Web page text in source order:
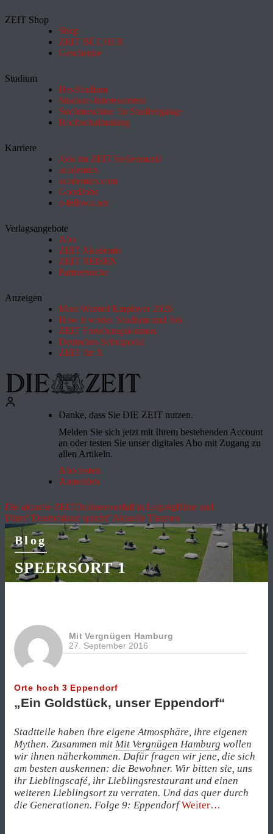
ZEIT Shop
Shop
ZEIT BÜCHER
Geschenke
Studium
HeyStudium
Studium-Interessentest
Suchmaschine für Studiengänge
Hochschulranking
Karriere
Jobs im ZEIT Stellenmarkt
academics
academics.com
GoodJobs
e-fellows.net
Verlagsangebote
Abo
ZEIT Akademie
ZEIT REISEN
Partnersuche
Anzeigen
Most Wanted Employer 2026
How it works: Studium und Job
ZEIT Forschungskosmos
Deutsches Schulportal
ZEIT für X
Danke, dass Sie DIE ZEIT nutzen.
Melden Sie sich jetzt mit Ihrem bestehenden Account
an oder testen Sie unser digitales Abo mit Zugang zu
allen Artikeln.
Abo testen
Anmelden
Die aktuelle ZEITDrohnenvorfall in LeipzigHitze und
Dürre"Deutschland spricht"Aktuelle Themen
Blog
SPEERSORT 1
Mit Vergnügen Hamburg
27. September 2016
Orte hoch 3 Eppendorf
„Ein Goldstück, unser Eppendorf“
Stadtteile haben ihre eigene Atmosphäre, ihre eigenen
Mythen. Zusammen mit Mit Vergnügen Hamburg wollen
wir ihnen näherkommen. Dafür fragen wir jene, die sich
am besten auskennen: die Bewohner. Wir bitten sie, uns
ihr Lieblingscafé, ihr Lieblingsrestaurant und einen
weiteren Lieblingsort zu verraten. Und das quer durch
die Generationen. Folge 9: Eppendorf Weiter„„Ein